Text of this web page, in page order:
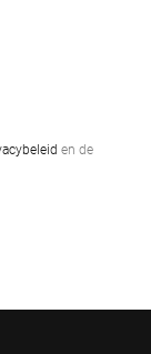
en de